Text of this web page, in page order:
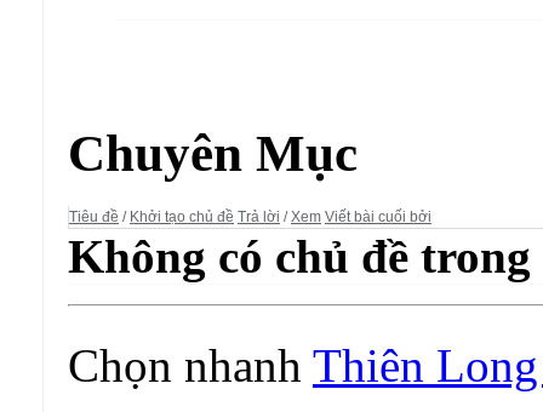
Chuyên Mục
Tiêu đề / Khởi tạo chủ đề Trả lời /Xem Viết bài cuối bởi
Không có chủ đề
Chọn nhanh Thiên